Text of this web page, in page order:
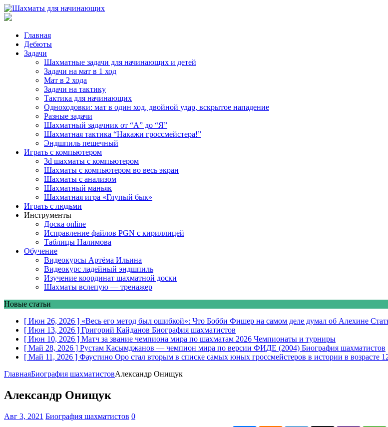
Главная
Дебюты
Задачи
Шахматные задачи для начинающих и детей
Задачи на мат в 1 ход
Мат в 2 хода
Задачи на тактику
Тактика для начинающих
Одноходовки: мат в один ход, двойной удар, вскрытое нападение
Разные задачи
Шахматный задачник от “А” до “Я”
Шахматная тактика “Накажи гроссмейстера!”
Эндшпиль пешечный
Играть с компьютером
3d шахматы с компьютером
Шахматы с компьютером во весь экран
Шахматы с анализом
Шахматный маньяк
Шахматная игра «Глупый бык»
Играть с людьми
Инструменты
Доска online
Исправление файлов PGN с кириллицей
Таблицы Налимова
Обучение
Видеокурсы Артёма Ильина
Видеокурс ладейный эндшпиль
Изучение координат шахматной доски
Шахматы вслепую — тренажер
Новые статьи
[ Июн 26, 2026 ] «Весь его метод был ошибкой»: Что Бобби Фишер на самом деле думал об Алехине
[ Июн 13, 2026 ] Григорий Кайданов Биография шахматистов
[ Июн 10, 2026 ] Матч за звание чемпиона мира по шахматам 2026 Чемпионаты и турниры
[ Май 28, 2026 ] Рустам Касымджанов — чемпион мира по версии ФИДЕ (2004) Биография шахматистов
[ Май 11, 2026 ] Фаустино Оро стал вторым в списке самых юных гроссмейстеров в истории в возрасте
ГлавнаяБиография шахматистовАлександр Онищук
Александр Онищук
Авг 3, 2021 Биография шахматистов 0